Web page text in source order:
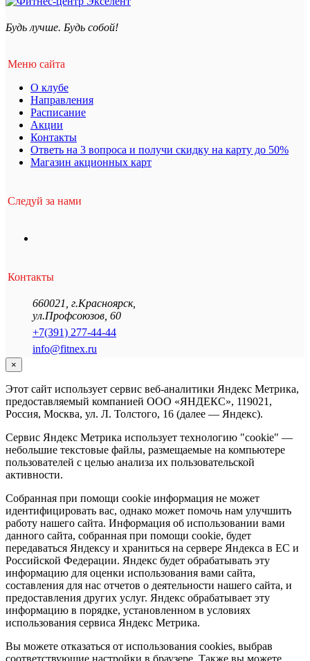
Будь лучше. Будь собой!
Меню сайта
О клубе
Направления
Расписание
Акции
Контакты
Ответь на 3 вопроса и получи скидку на карту до 50%
Магазин акционных карт
Следуй за нами
Контакты
660021 г.Красноярск,
ул.Профсоюзов, 60
+7(391) 277-44-44
info@fitnex.ru
×
Этот сайт использует сервис веб-аналитики Яндекс Метрика,
предоставляемый компанией ООО «ЯНДЕКС», 119021,
Россия, Москва, ул. Л. Толстого, 16 (далее — Яндекс).
Сервис Яндекс Метрика использует технологию "cookie" —
небольшие текстовые файлы, размещаемые на компьютере
пользователей с целью анализа их пользовательской
активности.
Собранная при помощи cookie информация не может
идентифицировать вас, однако может помочь нам улучшить
работу нашего сайта. Информация об использовании вами
данного сайта, собранная при помощи cookie, будет
передаваться Яндексу и храниться на сервере Яндекса в ЕС и
Российской Федерации. Яндекс будет обрабатывать эту
информацию для оценки использования вами сайта,
составления для нас отчетов о деятельности нашего сайта, и
предоставления других услуг. Яндекс обрабатывает эту
информацию в порядке, установленном в условиях
использования сервиса Яндекс Метрика.
Вы можете отказаться от использования cookies, выбрав
соответствующие настройки в браузере. Также вы можете